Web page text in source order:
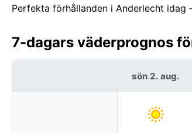
Perfekta förhållanden i Anderlecht
7-dagars väderprognos
sön 2. aug.